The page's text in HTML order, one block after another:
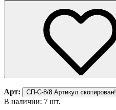
Арт: СП-С-8/8 Артикул скопирован!
В наличии: 7 шт.